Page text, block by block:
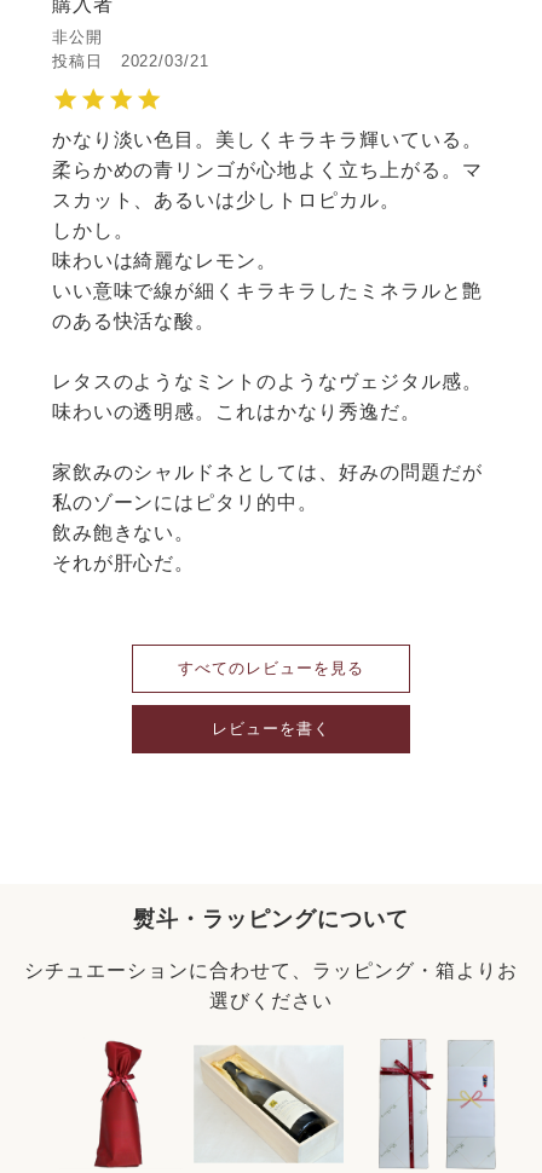
購入者
非公開
投稿日
2022/03/21
かなり淡い色目。美しくキラキラ輝いている。
柔らかめの青リンゴが心地よく立ち上がる。マ
スカット、あるいは少しトロピカル。
しかし。
味わいは綺麗なレモン。
いい意味で線が細くキラキラしたミネラルと艶
のある快活な酸。
レタスのようなミントのようなヴェジタル感。
味わいの透明感。これはかなり秀逸だ。
家飲みのシャルドネとしては、好みの問題だが
私のゾーンにはピタリ的中。
飲み飽きない。
それが肝心だ。
すべてのレビューを見る
レビューを書く
熨斗・ラッピングについて
シチュエーションに合わせて、ラッピング・箱よりお
選びください